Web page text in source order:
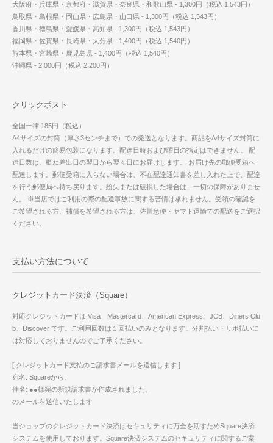
大阪府・兵庫県・京都府・滋賀県・奈良県・和歌山県 - 1,300円（税込 1,543円）
鳥取県・島根県・岡山県・広島県・山口県 - 1,300円（税込 1,543円）
香川県・徳島県・愛媛県・高知県 - 1,300円（税込 1,543円）
福岡県・佐賀県・長崎県・大分県 - 1,400円（税込 1,540円）
熊本県・宮崎県・鹿児島県 - 1,400円（税込 1,540円）
沖縄県 - 2,000円（税込 2,200円）
クリックポスト
全国一律 185円（税込）
A4サイズの封筒（厚さ3センチまで）での発送となります。商品をA4サイズ封筒に
入れるだけの簡易包装になります。配達日時および曜日の指定はできません。 配
達日数は、概ね差出日の翌日から翌々日にお届けします。 お届け先の郵便受箱へ
配達します。郵便受箱に入らない場合は、不在配達通知書を差し入れた上で、配達
を行う郵便局へ持ち戻ります。紛失または破損した場合は、一切の保障がありませ
ん。 ※当店ではご利用の際の配送事故に関する苦情は承れません。受領の確認を
ご希望される方、補償を希望される方は、佐川急便・ヤマト運輸での配送をご選択
ください。
支払い方法について
クレジットカード決済（Square）
対応クレジットカードは Visa、Mastercard、American Express、JCB、Diners Clu
b、Discover です。ご利用回数は１回払いのみとなります。分割払い・リボ払いに
は対応しておりませんのでご了承ください。
[ クレジットカード支払のご請求書メールを送信します ]
宛名: Squareから、
件名: ●●様宛の新規請求書が作成されました、
のメールを送信いたします
当ショップのクレジットカード決済はセキュリティに万全を期すためSquare決済
システムを使用しております。Square決済システムのセキュリティに関するご案